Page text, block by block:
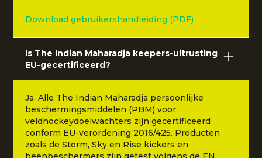
Download gebruikershandleiding (PDF)
Is The Indian Maharadja keepers-uitrusting
EU-gecertificeerd?
Ja. Alle The Indian Maharadja persoonlijke
beschermingsmiddelen (PBM) voor
veldhockeydoelwachters zijn gecertificeerd
conform EU-verordening 2016/425. Producten
zoals de Storm, Sky en Rise kickers en